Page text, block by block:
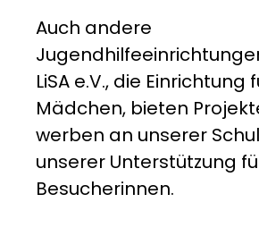
Auch andere
LiSA e.V., die Einrichtung
Mädchen, bieten
werben an unserer
unserer Unterstützung
Besucherinnen.